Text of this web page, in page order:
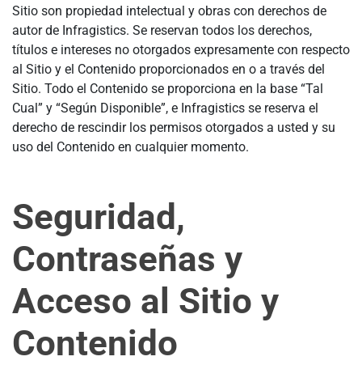
Sitio son propiedad intelectual y obras con derechos de
autor de Infragistics. Se reservan todos los derechos,
títulos e intereses no otorgados expresamente con respecto
al Sitio y el Contenido proporcionados en o a través del
Sitio. Todo el Contenido se proporciona en la base “Tal
Cual” y “Según Disponible”, e Infragistics se reserva el
derecho de rescindir los permisos otorgados a usted y su
uso del Contenido en cualquier momento.
Seguridad,
Contraseñas y
Acceso al Sitio y
Contenido